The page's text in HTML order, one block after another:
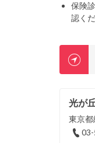
保険
認く
光が
東京